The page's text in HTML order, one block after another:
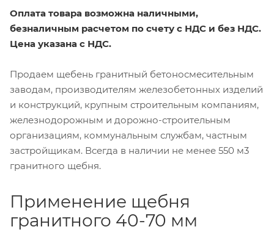
Оплата товара возможна наличными,
безналичным расчетом по счету с НДС и без НДС.
Цена указана с НДС.
Продаем щебень гранитный бетоносмесительным
заводам, производителям железобетонных изделий
и конструкций, крупным строительным компаниям,
железнодорожным и дорожно-строительным
организациям, коммунальным службам, частным
застройщикам. Всегда в наличии не менее 550 м3
гранитного щебня.
Применение щебня
гранитного 40-70 мм